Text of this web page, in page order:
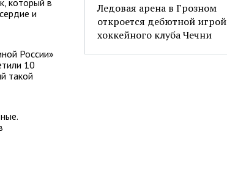
Ледовая арена в Грозном
откроется дебютной игрой
хоккейного клуба Чечни
который в
и
России»
10
такой